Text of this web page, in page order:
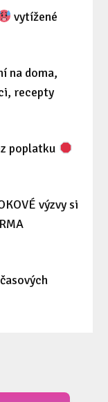
vytížené
na doma,
recepty
poplatku
výzvy si